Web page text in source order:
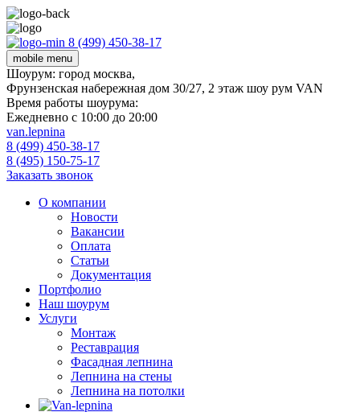
8 (499) 450-38-17
mobile menu
Шоурум: город москва,
Фрунзенская набережная дом 30/27, 2 этаж шоу рум VAN
Время работы шоурума:
Ежедневно с 10:00 до 20:00
van.lepnina
8 (499) 450-38-17
8 (495) 150-75-17
Заказать звонок
О компании
Новости
Вакансии
Оплата
Статьи
Документация
Портфолио
Наш шоурум
Услуги
Монтаж
Реставрация
Фасадная лепнина
Лепнина на стены
Лепнина на потолки